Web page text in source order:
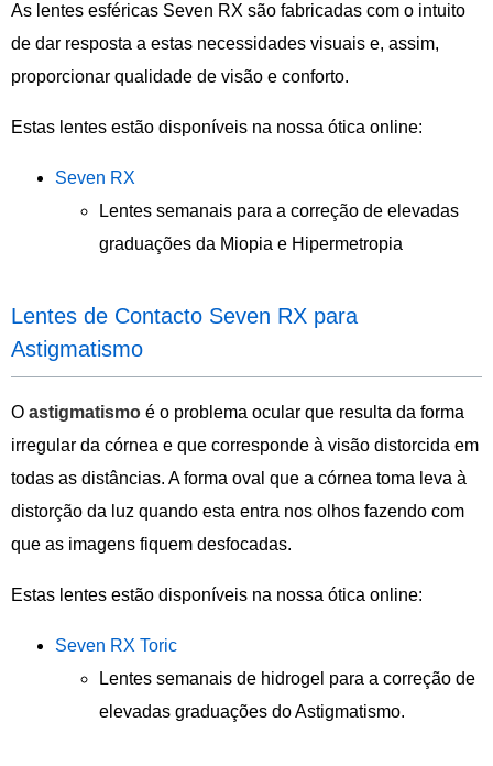
As lentes esféricas Seven RX são fabricadas com o intuito
de dar resposta a estas necessidades visuais e, assim,
proporcionar qualidade de visão e conforto.
Estas lentes estão disponíveis na nossa ótica online:
Seven RX
Lentes semanais para a correção de elevadas
graduações da Miopia e Hipermetropia
Lentes de Contacto Seven RX para
Astigmatismo
O astigmatismo é o problema ocular que resulta da forma
irregular da córnea e que corresponde à visão distorcida em
todas as distâncias. A forma oval que a córnea toma leva à
distorção da luz quando esta entra nos olhos fazendo com
que as imagens fiquem desfocadas.
Estas lentes estão disponíveis na nossa ótica online:
Seven RX Toric
Lentes semanais de hidrogel para a correção de
elevadas graduações do Astigmatismo.